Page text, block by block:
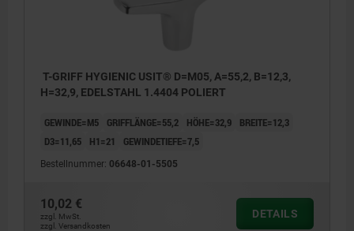
T-GRIFF HYGIENIC USIT® D=M05, A=55,2, B=12,3,
H=32,9, EDELSTAHL 1.4404 POLIERT
GEWINDE=M5 GRIFFLÄNGE=55,2 HÖHE=32,9
BREITE=12,3
D3=11,65
H1=21 GEWINDETIEFE=7,5
Bestellnummer: 06648-01-5505
10,02 €
zzgl. MwSt.
zzgl. Versandkosten
DETAILS